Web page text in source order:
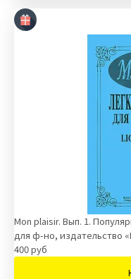
Mon plaisir. Вып. 1.
для ф-но, издательство
400 руб